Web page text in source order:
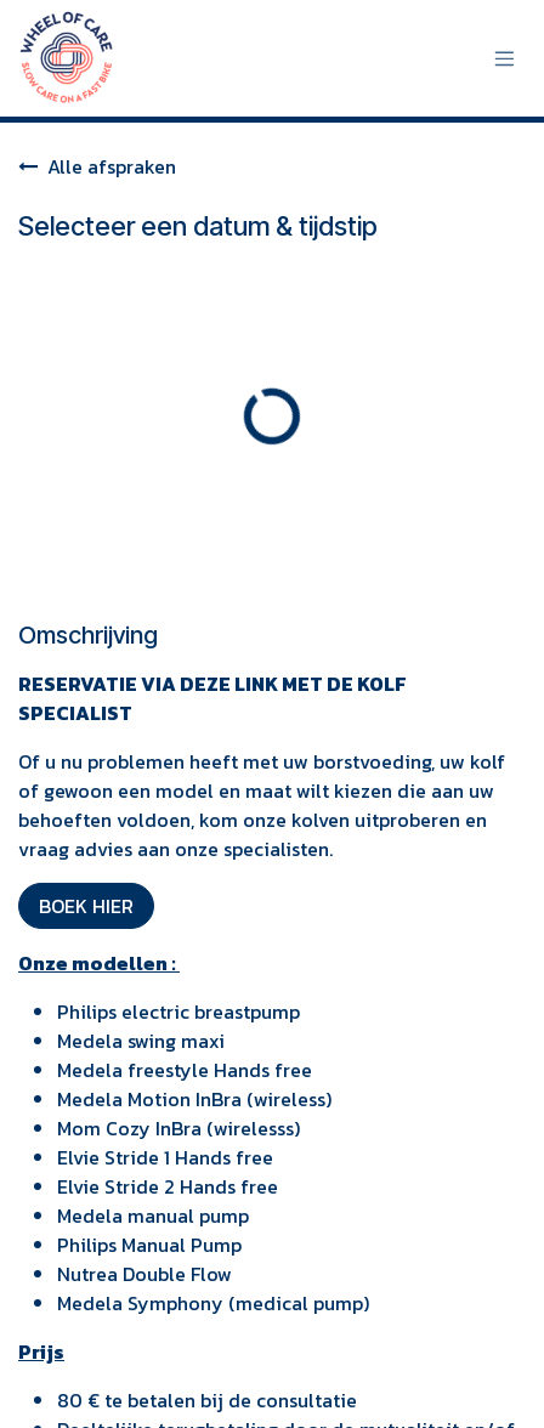
Overslaan naar inhoud
Alle afspraken
Selecteer een datum & tijdstip
Omschrijving
RESERVATIE VIA DEZE LINK MET DE KOLF
SPECIALIST
Of u nu problemen heeft met uw borstvoeding, uw kolf
of gewoon een model en maat wilt kiezen die aan uw
behoeften voldoen, kom onze kolven uitproberen en
vraag advies aan onze specialisten.
BOEK HIER
Onze modellen :
Philips electric breastpump
Medela swing maxi
Medela freestyle Hands free
Medela Motion InBra (wireless)
Mom Cozy InBra (wirelesss)
Elvie Stride 1 Hands free
Elvie Stride 2 Hands free
Medela manual pump
Philips Manual Pump
Nutrea Double Flow
Medela Symphony (medical pump)
Prijs
80 € te betalen bij de consultatie